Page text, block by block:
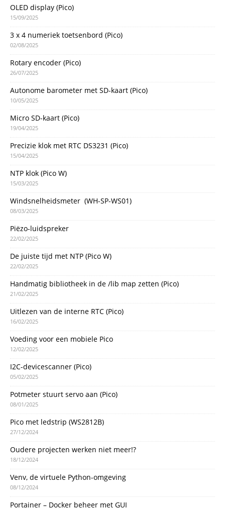
OLED display (Pico)
15/09/2025
3 x 4 numeriek toetsenbord (Pico)
02/08/2025
Rotary encoder (Pico)
26/07/2025
Autonome barometer met SD-kaart (Pico)
10/05/2025
Micro SD-kaart (Pico)
19/04/2025
Precizie klok met RTC DS3231 (Pico)
15/04/2025
NTP klok (Pico W)
15/03/2025
Windsnelheidsmeter (WH-SP-WS01)
08/03/2025
Piëzo-luidspreker
22/02/2025
De juiste tijd met NTP (Pico W)
22/02/2025
Handmatig bibliotheek in de /lib map zetten (Pico)
21/02/2025
Uitlezen van de interne RTC (Pico)
16/02/2025
Voeding voor een mobiele Pico
12/02/2025
I2C-devicescanner (Pico)
05/02/2025
Potmeter stuurt servo aan (Pico)
08/01/2025
Pico met ledstrip (WS2812B)
27/12/2024
Oudere projecten werken niet meer!?
18/12/2024
Venv, de virtuele Python-omgeving
08/12/2024
Portainer – Docker beheer met GUI